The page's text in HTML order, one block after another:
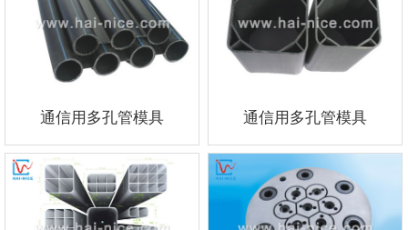
通信用多孔管模具 通信用多孔管模具